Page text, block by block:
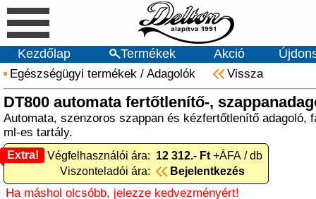
Kezdőlap Termékek Akció
Egészségügyi termékek / Adagolók Vissza
DT800 automata fertőtlenítő-,
Automata, szenzoros szappan és kézfertőtlenítő adagoló,
ml-es tartály.
Extra!
Extra! Végfelhasználói ára: 12 312.- Ft +ÁFA / db
Viszonteladói ára:
Bejelentkezés
Ha máshol olcsóbb, jelezze kedvezményért!